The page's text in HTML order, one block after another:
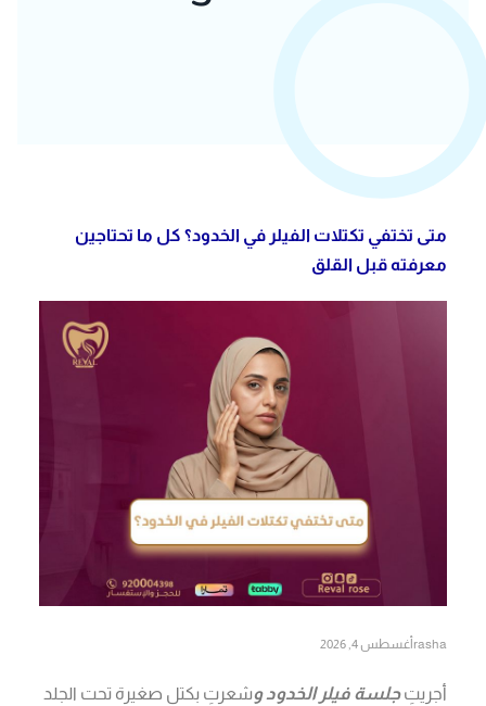
متى تختفي تكتلات الفيلر في الخدود؟ كل ما تحتاجين
معرفته قبل القلق
rasha أغسطس 4, 2026
أجريتِجلسة فيلر الخدود وشعرتِ بكتل صغيرة تحت الجلد